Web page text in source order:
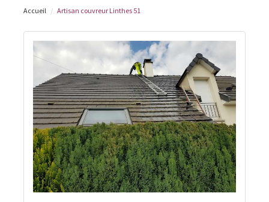
Accueil Artisan couvreur Linthes 51